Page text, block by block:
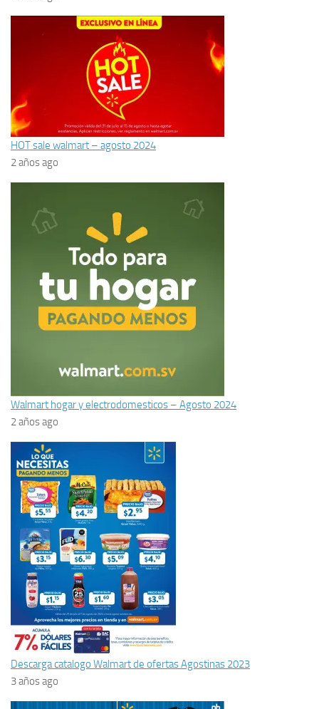
HOT sale walmart – agosto 2024
2 años ago
Walmart hogar y electrodomesticos – Agosto 2024
2 años ago
Descarga catalogo Walmart de ofertas Agostinas 2023
3 años ago